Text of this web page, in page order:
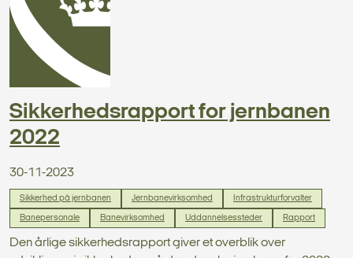
Sikkerhedsrapport for jernbanen
2022
30-11-2023
Sikkerhed på jernbanen Jernbanevirksomhed Infrastrukturforvalter
Banepersonale Banevirksomhed Uddannelsessteder Rapport
Den årlige sikkerhedsrapport giver et overblik over